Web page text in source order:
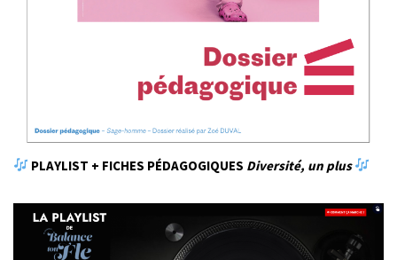
PLAYLIST + FICHES PÉDAGOGIQUES Diversité, un plus